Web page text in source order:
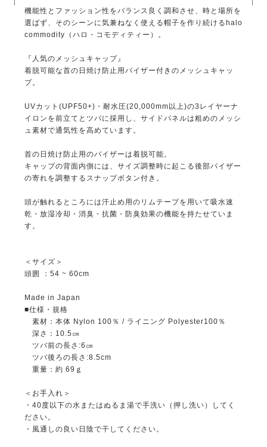
機能性とファッション性をバランス良く調和させ、時と場所を
選ばず、そのシーンに気兼ねなく使える帽子を作り続けるhalo
commodity（ハロ・コモディティー）。
『人気のメッシュキャップ』
着脱可能な首の日焼け防止用バイザー付きのメッシュキャッ
プ。
UVカット(UPF50+)・耐水圧(20,000mm以上)の3レイヤーナ
イロンを前立てとツバに採用し、サイドパネルは粗めのメッシ
ュ素材で通気性を高めています。
首の日焼け防止用のバイザーは着脱可能。
キャップの背面内側には、サイズ調整時に起こる後部バイザー
の寄れを調整するスナップボタン付き。
頭が触れるところには汗止め用のリムテープを用いて吸水速
乾・放湿冷却・消臭・抗菌・防臭効果の機能を持たせていま
す。
＜サイズ＞
頭囲 ：54 ~ 60cm
Made in Japan
■仕様・規格
素材：本体 Nylon 100％ / ライニング Polyester100％
深さ：10.5㎝
ツバ前の長さ:6㎝
ツバ後ろの長さ:8.5cm
重量：約 69ｇ
＜お手入れ＞
・40度以下の水またはぬるま湯で手洗い（押し洗い）してく
ださい。
・風通しの良い日陰で干してください。